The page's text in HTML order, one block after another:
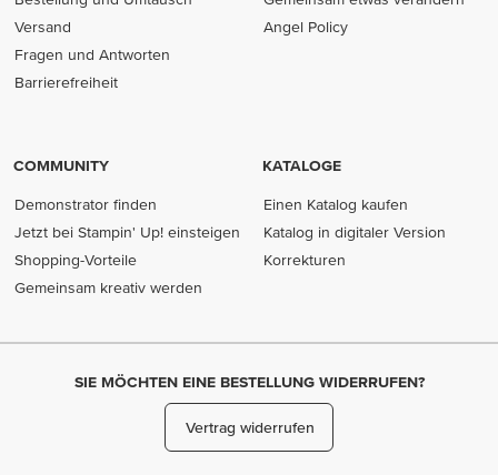
Versand
Fragen und Antworten
Barrierefreiheit
Angel Policy
COMMUNITY
Demonstrator finden
Jetzt bei Stampin' Up! einsteigen
Shopping-Vorteile
Gemeinsam kreativ werden
KATALOGE
Einen Katalog kaufen
Katalog in digitaler Version
Korrekturen
SIE MÖCHTEN EINE BESTELLUNG WIDERRUFEN?
Vertrag widerrufen